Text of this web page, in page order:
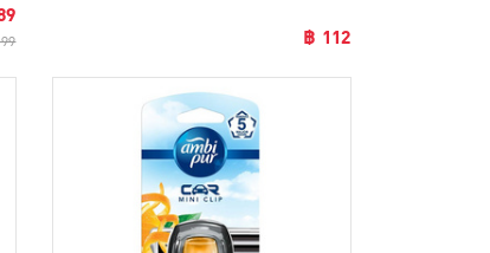
฿ 112